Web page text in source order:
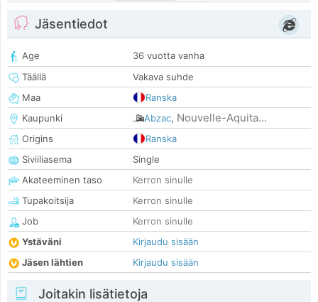
Jäsentiedot
Age
36 vuotta vanha
Täällä
Vakava suhde
Maa
Ranska
Kaupunki
Abzac, Nouvelle-Aquita...
Origins
Ranska
Siviiliasema
Single
Akateeminen taso
Kerron sinulle
Tupakoitsija
Kerron sinulle
Job
Kerron sinulle
Ystäväni
Kirjaudu sisään
Jäsen lähtien
Kirjaudu sisään
Joitakin lisätietoja